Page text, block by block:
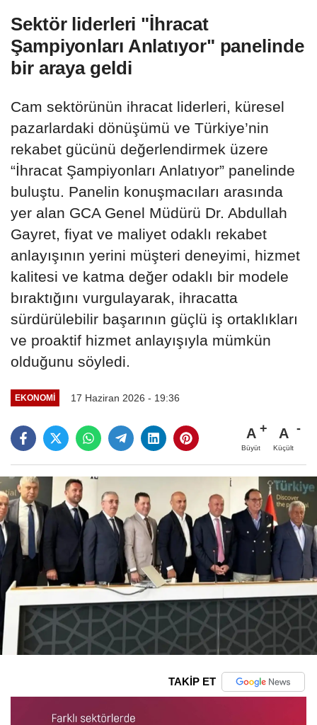
Sektör liderleri "İhracat
Şampiyonları Anlatıyor" panelinde
bir araya geldi
Cam sektörünün ihracat liderleri, küresel
pazarlardaki dönüşümü ve Türkiye’nin
rekabet gücünü değerlendirmek üzere
“İhracat Şampiyonları Anlatıyor” panelinde
buluştu. Panelin konuşmacıları arasında
yer alan GCA Genel Müdürü Dr. Abdullah
Gayret, fiyat ve maliyet odaklı rekabet
anlayışının yerini müşteri deneyimi, hizmet
kalitesi ve katma değer odaklı bir modele
bıraktığını vurgulayarak, ihracatta
sürdürülebilir başarının güçlü iş ortaklıkları
ve proaktif hizmet anlayışıyla mümkün
olduğunu söyledi.
EKONOMI 17 Haziran 2026 - 19:36
A
Büyüt
A
Küçült
TAKİP ET